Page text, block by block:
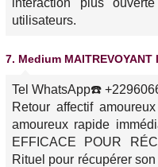
interaction plus
utilisateurs.
7. Medium MAITREVOYANT
Tel WhatsApp☎️
Retour affectif
amoureux rapide
EFFICACE POUR
Rituel pour récupérer